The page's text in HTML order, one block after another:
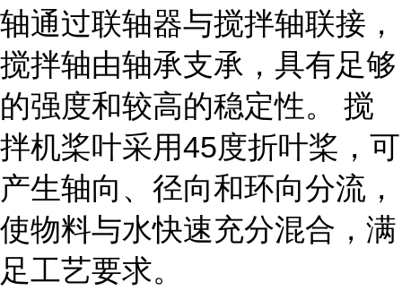
轴通过联轴器与搅拌轴联接，
搅拌轴由轴承支承，具有足够
的强度和较高的稳定性。 搅
拌机桨叶采用45度折叶桨，可
产生轴向、径向和环向分流，
使物料与水快速充分混合，满
足工艺要求。